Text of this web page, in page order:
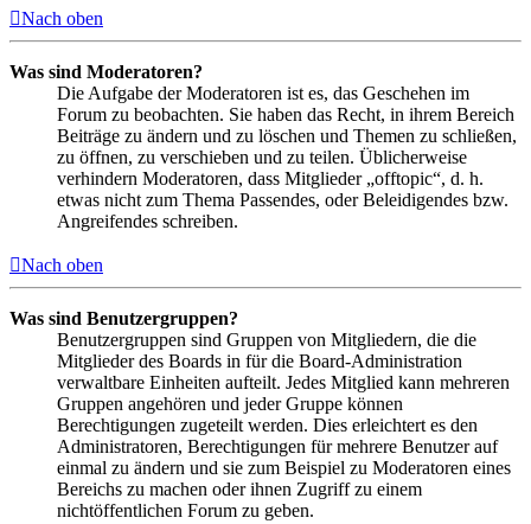
Nach oben
Was sind Moderatoren?
Die Aufgabe der Moderatoren ist es, das Geschehen im
Forum zu beobachten. Sie haben das Recht, in ihrem Bereich
Beiträge zu ändern und zu löschen und Themen zu schließen,
zu öffnen, zu verschieben und zu teilen. Üblicherweise
verhindern Moderatoren, dass Mitglieder „offtopic“, d. h.
etwas nicht zum Thema Passendes, oder Beleidigendes bzw.
Angreifendes schreiben.
Nach oben
Was sind Benutzergruppen?
Benutzergruppen sind Gruppen von Mitgliedern, die die
Mitglieder des Boards in für die Board-Administration
verwaltbare Einheiten aufteilt. Jedes Mitglied kann mehreren
Gruppen angehören und jeder Gruppe können
Berechtigungen zugeteilt werden. Dies erleichtert es den
Administratoren, Berechtigungen für mehrere Benutzer auf
einmal zu ändern und sie zum Beispiel zu Moderatoren eines
Bereichs zu machen oder ihnen Zugriff zu einem
nichtöffentlichen Forum zu geben.